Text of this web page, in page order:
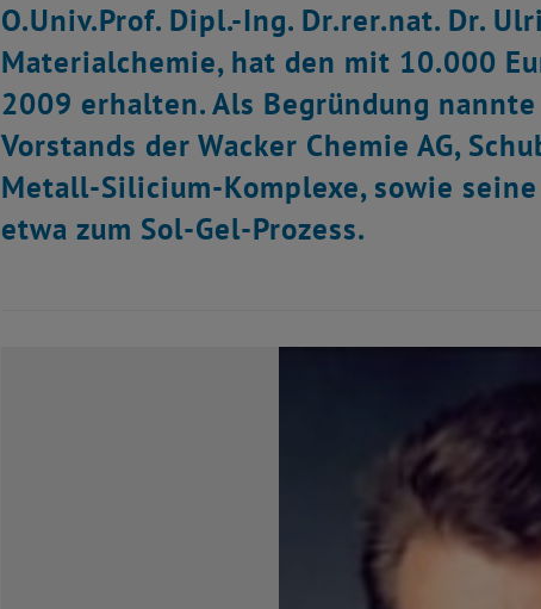
O.Univ.Prof. Dipl.-Ing. Dr.rer.nat. Dr.
Materialchemie, hat den mit 10.000
2009 erhalten. Als Begründung
Vorstands der Wacker Chemie AG,
Metall-Silicium-Komplexe, sowie
etwa zum Sol-Gel-Prozess.